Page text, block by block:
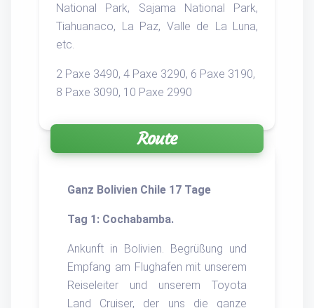
National Park, Sajama National Park,
Tiahuanaco, La Paz, Valle de La Luna,
etc.
2 Paxe 3490, 4 Paxe 3290, 6 Paxe 3190,
8 Paxe 3090, 10 Paxe 2990
Route
Ganz Bolivien Chile 17 Tage
Tag 1: Cochabamba.
Ankunft in Bolivien. Begrüßung und
Empfang am Flughafen mit unserem
Reiseleiter und unserem Toyota
Land Cruiser, der uns die ganze